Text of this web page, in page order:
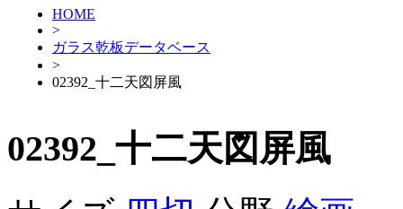
HOME
>
ガラス乾板データベース
>
02392_十二天図屏風
02392_十二天図屏風